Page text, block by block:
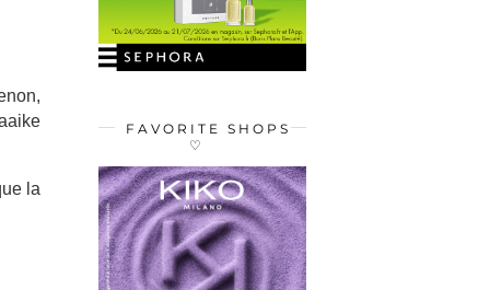
la
FAVORITE SHOPS
♡